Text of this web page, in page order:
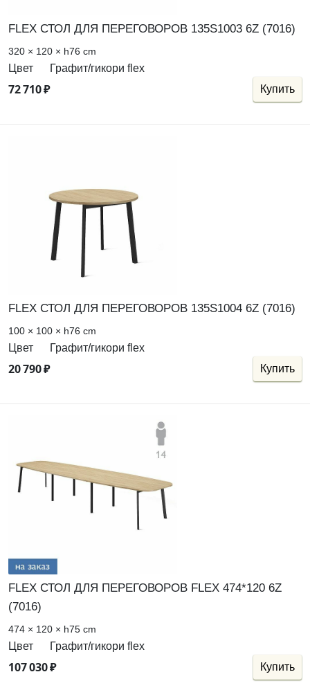
FLEX СТОЛ ДЛЯ ПЕРЕГОВОРОВ 135S1003 6Z (7016)
320 × 120 × h76 cm
Цвет Графит/гикори flex
72710₽ Купить
FLEX СТОЛ ДЛЯ ПЕРЕГОВОРОВ 135S1004 6Z (7016)
100 × 100 × h76 cm
Цвет Графит/гикори flex
20790₽ Купить
FLEX СТОЛ ДЛЯ ПЕРЕГОВОРОВ FLEX 474*120 6Z
(7016)
474 × 120 × h75 cm
Цвет Графит/гикори flex
107030₽ Купить